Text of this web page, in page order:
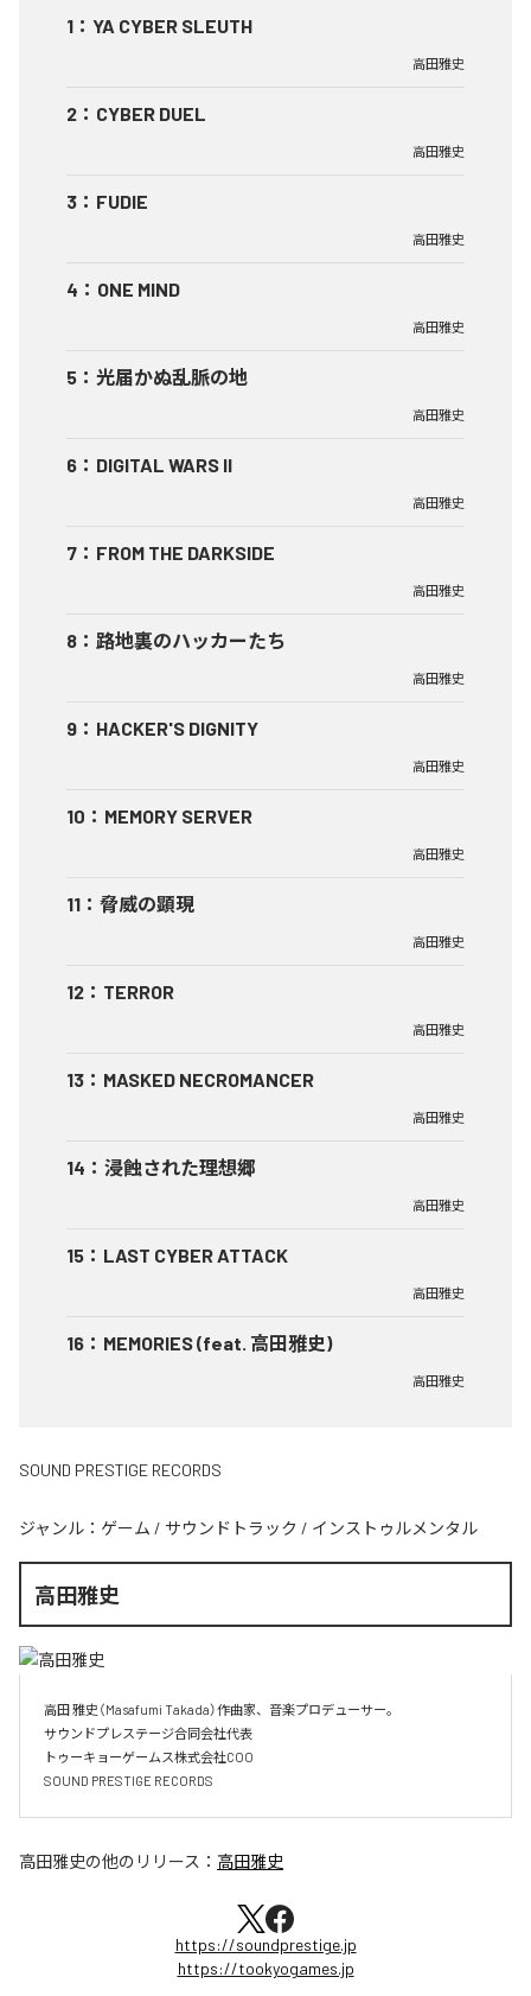
1 ： YA CYBER SLEUTH
高田雅史
2 ： CYBER DUEL
高田雅史
3 ： FUDIE
高田雅史
4 ： ONE MIND
高田雅史
5 ： 光届かぬ乱脈の地
高田雅史
6 ： DIGITAL WARS II
高田雅史
7 ： FROM THE DARKSIDE
高田雅史
8 ： 路地裏のハッカーたち
高田雅史
9 ： HACKER'S DIGNITY
高田雅史
10 ： MEMORY SERVER
高田雅史
11 ： 脅威の顕現
高田雅史
12 ： TERROR
高田雅史
13 ： MASKED NECROMANCER
高田雅史
14 ： 浸蝕された理想郷
高田雅史
15 ： LAST CYBER ATTACK
高田雅史
16 ： MEMORIES (feat. 高田雅史)
高田雅史
SOUND PRESTIGE RECORDS
ジャンル： ゲーム / サウンドトラック / インストゥルメンタル
高田雅史
高田 雅史（Masafumi Takada）作曲家、音楽プロデューサー。
サウンドプレステージ合同会社代表
トゥーキョーゲームス株式会社COO
SOUND PRESTIGE RECORDS
高田雅史の他のリリース： 高田雅史
https://soundprestige.jp
https://tookyogames.jp